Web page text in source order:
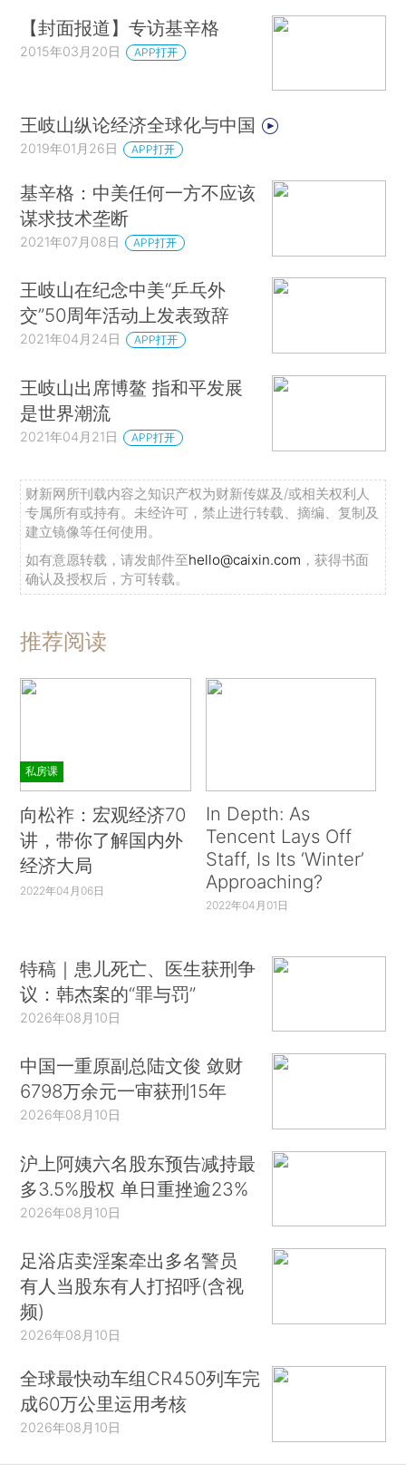
【封面报道】专访基辛格
2015年03月20日 APP打开
王岐山纵论经济全球化与中国
2019年01月26日 APP打开
基辛格：中美任何一方不应该
谋求技术垄断
2021年07月08日 APP打开
王岐山在纪念中美“乒乓外
交”50周年活动上发表致辞
2021年04月24日 APP打开
王岐山出席博鳌 指和平发展
是世界潮流
2021年04月21日 APP打开
财新网所刊载内容之知识产权为财新传媒及/或相关权利人
专属所有或持有。未经许可，禁止进行转载、摘编、复制及
建立镜像等任何使用。
如有意愿转载，请发邮件至hello@caixin.com ，获得书面
确认及授权后，方可转载。
推荐阅读
私房课
向松祚：宏观经济70
讲，带你了解国内外
经济大局
2022年04月06日
In Depth: As
Tencent Lays Off
Staff, Is Its ‘Winter’
Approaching?
2022年04月01日
特稿｜患儿死亡、医生获刑争
议：韩杰案的“罪与罚”
2026年08月10日
中国一重原副总陆文俊 敛财
6798万余元一审获刑15年
2026年08月10日
沪上阿姨六名股东预告减持最
多3.5%股权 单日重挫逾23%
2026年08月10日
足浴店卖淫案牵出多名警员
有人当股东有人打招呼(含视
频)
2026年08月10日
全球最快动车组CR450列车完
成60万公里运用考核
2026年08月10日